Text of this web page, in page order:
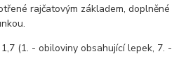
rajčatovým základem, doplněné
(1. - obiloviny obsahující lepek, 7. -